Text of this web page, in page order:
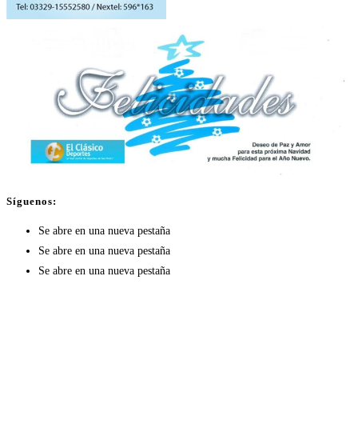
Síguenos:
Se abre en una nueva pestaña
Se abre en una nueva pestaña
Se abre en una nueva pestaña